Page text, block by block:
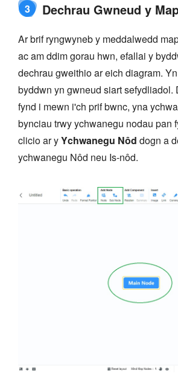
3 Dechrau Gwneud y
Ar brif ryngwyneb y meddalwedd
ac am ddim gorau hwn, efallai y
dechrau gweithio ar eich diagram.
byddwn yn gwneud siart sefydliadol.
fynd i mewn i'ch prif bwnc, yna
bynciau trwy ychwanegu nodau pan
clicio ar yYchwanegu Nôd dogn a
ychwanegu Nôd neu Is-nôd.